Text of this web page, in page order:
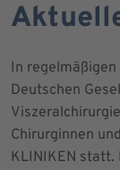
In
Deutschen
Chirurginnen
KLINIKEN statt.